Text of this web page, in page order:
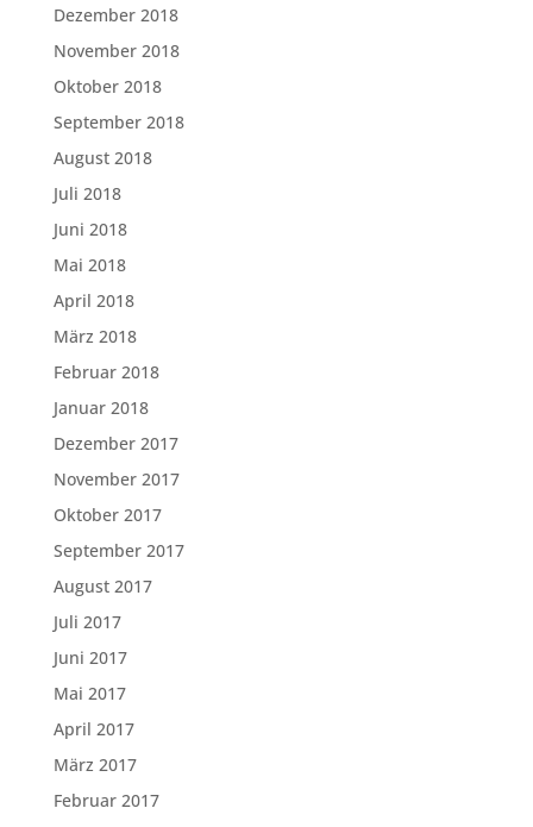
Dezember 2018
November 2018
Oktober 2018
September 2018
August 2018
Juli 2018
Juni 2018
Mai 2018
April 2018
März 2018
Februar 2018
Januar 2018
Dezember 2017
November 2017
Oktober 2017
September 2017
August 2017
Juli 2017
Juni 2017
Mai 2017
April 2017
März 2017
Februar 2017